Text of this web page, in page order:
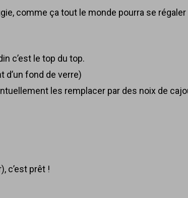
comme ça tout le monde pourra se régaler
c’est le top du top.
d’un fond de verre)
les remplacer par des noix de
c’est prêt !